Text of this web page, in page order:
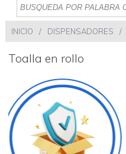
INICIO / DISPENSADORES /
toalla en rollo